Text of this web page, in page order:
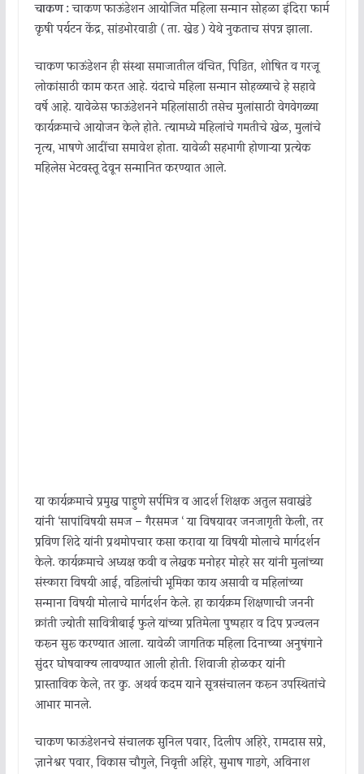
चाकण :चाकण फाऊंडेशन आयोजित महिला सन्मान सोहळा इंदिरा फार्म
कृषी पर्यटन केंद्र, सांडभोरवाडी ( ता. खेड ) येथे नुकताच संपन्न झाला.
चाकण फाऊंडेशन ही संस्था समाजातील वंचित, पिडित, शोषित व गरजू
लोकांसाठी काम करत आहे. यंदाचे महिला सन्मान सोहळ्याचे हे सहावे
वर्षे आहे. यावेळेस फाऊंडेशनने महिलांसाठी तसेच मुलांसाठी वेगवेगळ्या
कार्यक्रमाचे आयोजन केले होते. त्यामध्ये महिलांचे गमतीचे खेळ, मुलांचे
नृत्य, भाषणे आदींचा समावेश होता. यावेळी सहभागी होणाऱ्या प्रत्येक
महिलेस भेटवस्तू देवून सन्मानित करण्यात आले.
या कार्यक्रमाचे प्रमुख पाहुणे सर्पमित्र व आदर्श शिक्षक अतुल सवाखंडे
यांनी ‘सापांविषयी समज – गैरसमज ‘ या विषयावर जनजागृती केली, तर
प्रविण शिंदे यांनी प्रथमोपचार कसा करावा या विषयी मोलाचे मार्गदर्शन
केले. कार्यक्रमाचे अध्यक्ष कवी व लेखक मनोहर मोहरे सर यांनी मुलांच्या
संस्कारा विषयी आई, वडिलांची भूमिका काय असावी व महिलांच्या
सन्माना विषयी मोलाचे मार्गदर्शन केले. हा कार्यक्रम शिक्षणाची जननी
क्रांती ज्योती सावित्रीबाई फुले यांच्या प्रतिमेला पुष्पहार व दिप प्रज्वलन
करून सुरू करण्यात आला. यावेळी जागतिक महिला दिनाच्या अनुषंगाने
सुंदर घोषवाक्य लावण्यात आली होती. शिवाजी होळकर यांनी
प्रास्ताविक केले, तर कु. अथर्व कदम याने सूत्रसंचालन करून उपस्थितांचे
आभार मानले.
चाकण फाऊंडेशनचे संचालक सुनिल पवार, दिलीप अहिरे, रामदास सप्रे,
ज्ञानेश्वर पवार, विकास चौगुले, निवृत्ती अहिरे, सुभाष गाडगे, अविनाश